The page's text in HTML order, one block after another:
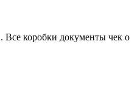
Все коробки документы чек о